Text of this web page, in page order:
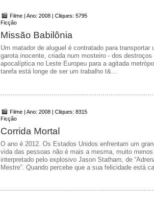
Filme | Ano: 2008 | Cliques: 5795
Ficção
Missão Babilônia
Um matador de aluguel é contratado para transportar
garota inocente, criada num mosteiro - dos
apocalíptica no Leste Europeu para a agitada
tarefa está longe de ser um trabalho t&...
Filme | Ano: 2008 | Cliques: 8315
Ficção
Corrida Mortal
O ano é 2012. Os Estados Unidos enfrentam um
vida das pessoas não é mais a mesma, muito
interpretado pelo explosivo Jason Statham, de
Mestre”. Quando percebe que a sua felicidade está